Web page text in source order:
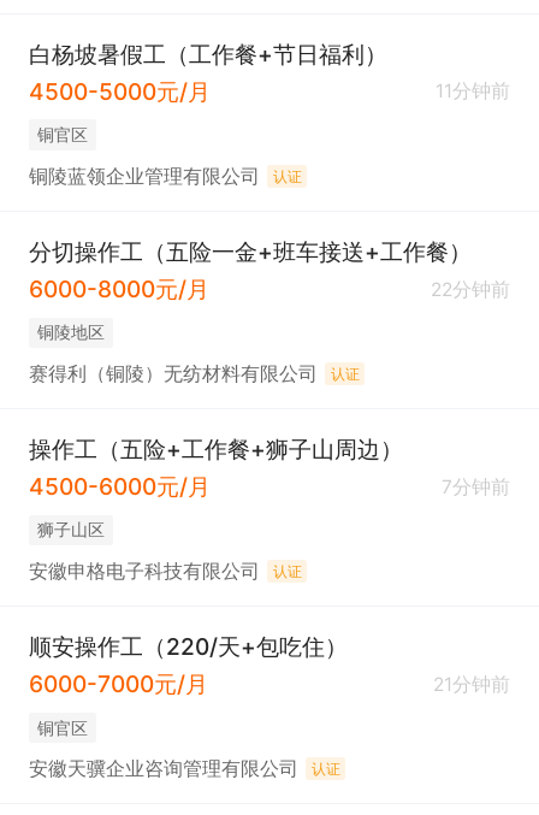
白杨坡暑假工（工作餐+节日福利）
4500-5000元/月
11分钟前
铜官区
铜陵蓝领企业管理有限公司 认证
分切操作工（五险一金+班车接送+工作餐）
6000-8000元/月
22分钟前
铜陵地区
赛得利（铜陵）无纺材料有限公司 认证
操作工（五险+工作餐+狮子山周边）
4500-6000元/月
7分钟前
狮子山区
安徽申格电子科技有限公司 认证
顺安操作工（220/天+包吃住）
6000-7000元/月
21分钟前
铜官区
安徽天骥企业咨询管理有限公司 认证